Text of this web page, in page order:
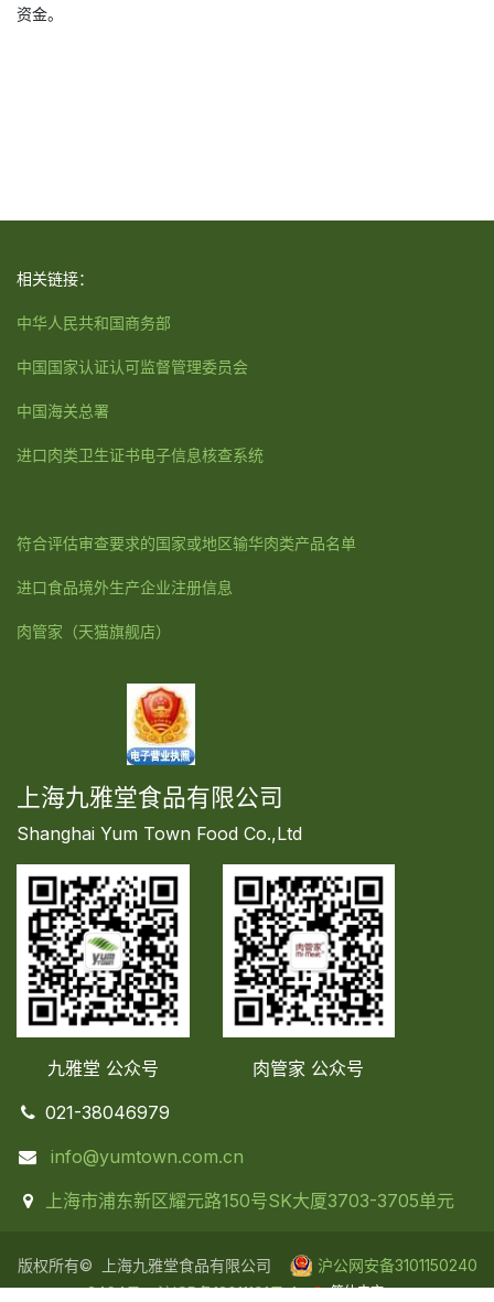
资金。
相关链接：
中华人民共和国商务部
中国国家认证认可监督管理委员会
中国海关总署
进口肉类卫生证书电子信息核查系统
符合评估审查要求的国家或地区输华肉类产品名单
进口食品境外生产企业注册信息
肉管家 （天猫旗舰店）
上海九雅堂食品有限公司
Shanghai Yum Town Food Co.,Ltd
九雅堂 公众号 肉管家 公众号
021-38046979
info@yumtown.com.cn
上海市浦东新区耀元路150号SK大厦3703-3705单元
版权所有© 上海九雅堂食品有限公司 沪公网安备3101150240
3464号 沪IC​P备1301​1191号-1 简体中文